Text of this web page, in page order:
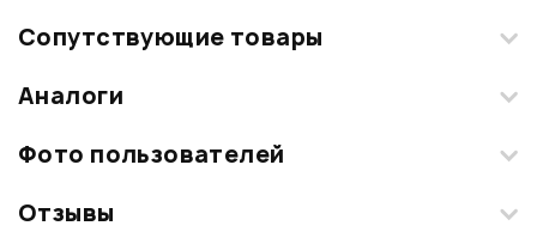
Сопутствующие товары
Аналоги
Фото пользователей
Загрузите свои фотографии купленного товара и получите
Отзывы